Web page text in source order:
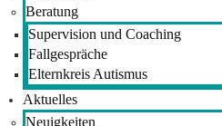
Beratung
Supervision und Coaching
Fallgespräche
Elternkreis Autismus
Aktuelles
Neuigkeiten